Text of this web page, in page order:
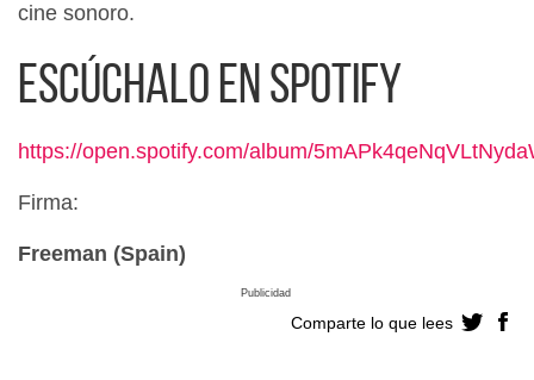
cine sonoro.
Escúchalo en Spotify
https://open.spotify.com/album/
Firma:
Freeman (Spain)
Comparte lo que lees
Publicidad